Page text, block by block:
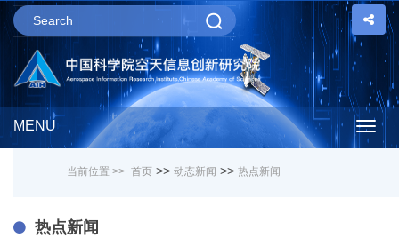
MENU
当前位置 >> 首页 >> 动态新闻 >> 热点新闻
热点新闻